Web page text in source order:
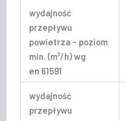
wydajność
przepływu
powietrza – poziom
min. (m³/h) wg
en 61591
wydajność
przepływu